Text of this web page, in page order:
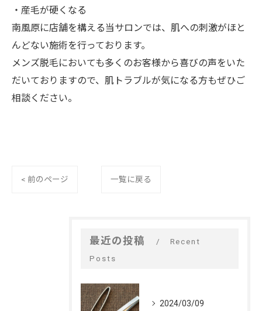
・産毛が硬くなる
南風原に店舗を構える当サロンでは、肌への刺激がほと
んどない施術を行っております。
メンズ脱毛においても多くのお客様から喜びの声をいた
だいておりますので、肌トラブルが気になる方もぜひご
相談ください。
< 前のページ 一覧に戻る
最近の投稿
Recent
Posts
2024/03/09